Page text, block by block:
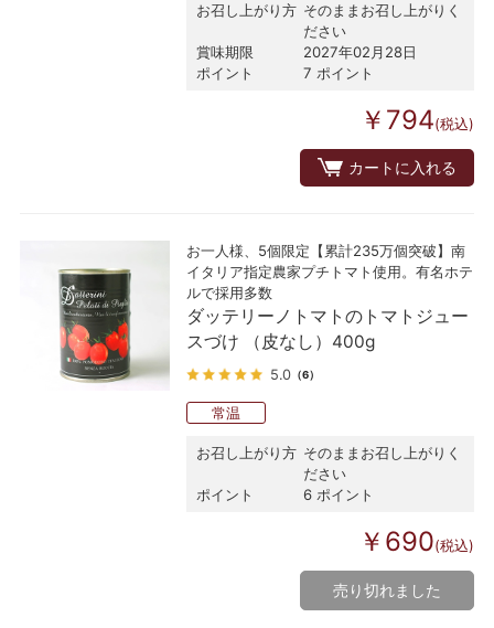
お召し上がり方 そのままお召し上がりく
ださい
賞味期限
2027年02月28日
ポイント
7 ポイント
￥794(税込)
カートに入れる
お一人様、5個限定【累計235万個突破】南
イタリア指定農家プチトマト使用。有名ホテ
ルで採用多数
ダッテリーノトマトのトマトジュー
スづけ （皮なし）400g
5.0 （6）
常温
お召し上がり方 そのままお召し上がりく
ださい
ポイント
6 ポイント
￥690(税込)
売り切れました